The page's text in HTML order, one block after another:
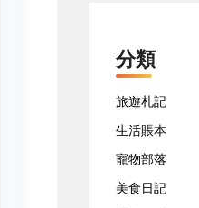
分類
旅遊札記
生活賬本
寵物部落
美食日記